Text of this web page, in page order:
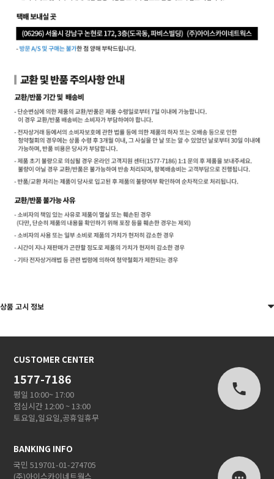
상품 고시 정보
CUSTOMER CENTER
1577-7186
평일 10:00~ 17:00
점심시간 12:00 ~ 13:00
토요일,일요일,공휴일휴무
BANKING INFO
국민 519701-01-274705
(주)아이스카이네트웍스